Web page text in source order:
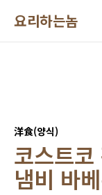
요리하는놈
洋食(양식)
코스트
냄비 바